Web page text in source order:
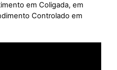
em Coligada, em
Controlado em